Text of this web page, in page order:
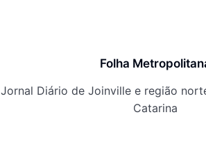
Folha
Jornal Diário de Joinville e região
Catarina